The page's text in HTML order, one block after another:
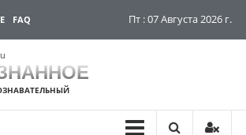
FAQ Пт : 07 Августа 2026 г.